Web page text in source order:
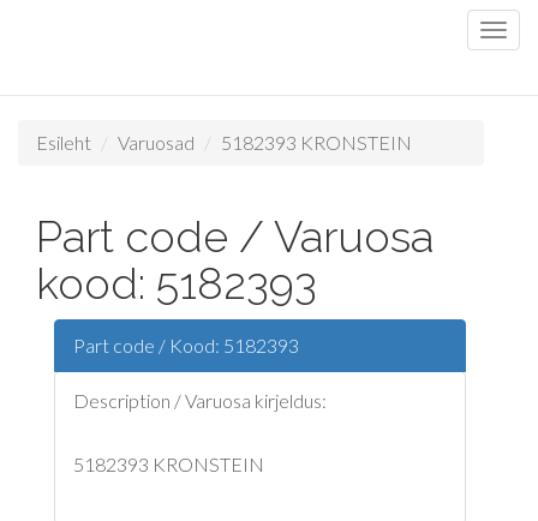
Esileht Varuosad 5182393 KRONSTEIN
Part code / Varuosa
kood: 5182393
Part code / Kood: 5182393
Description / Varuosa kirjeldus:
5182393 KRONSTEIN